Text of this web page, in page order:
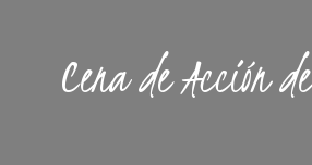
Cena de Acción